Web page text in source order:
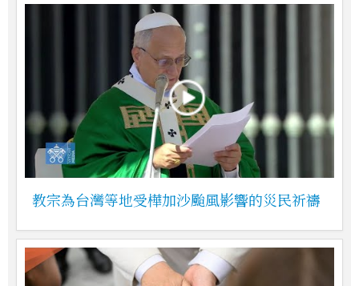
教宗為台灣等地受樺加沙颱風影響的災民祈禱